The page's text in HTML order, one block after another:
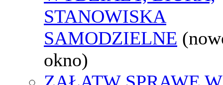
STANOWISKA
SAMODZIELNE
okno)